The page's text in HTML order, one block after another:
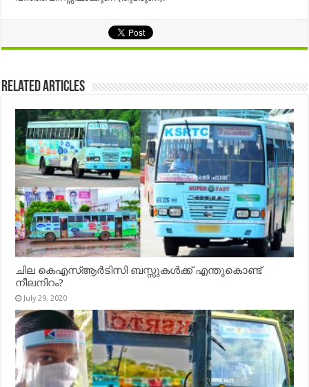
Related Articles
ചില കെഎസ്ആർടിസി ബസ്സുകൾക്ക് എന്തുകൊണ്ട്
നീലനിറം?
July 29, 2020